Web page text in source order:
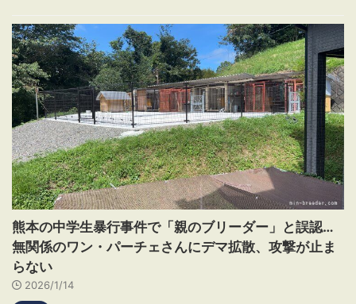
熊本の中学生暴行事件で「親のブリーダー」と誤認…
無関係のワン・パーチェさんにデマ拡散、攻撃が止ま
らない
2026/1/14